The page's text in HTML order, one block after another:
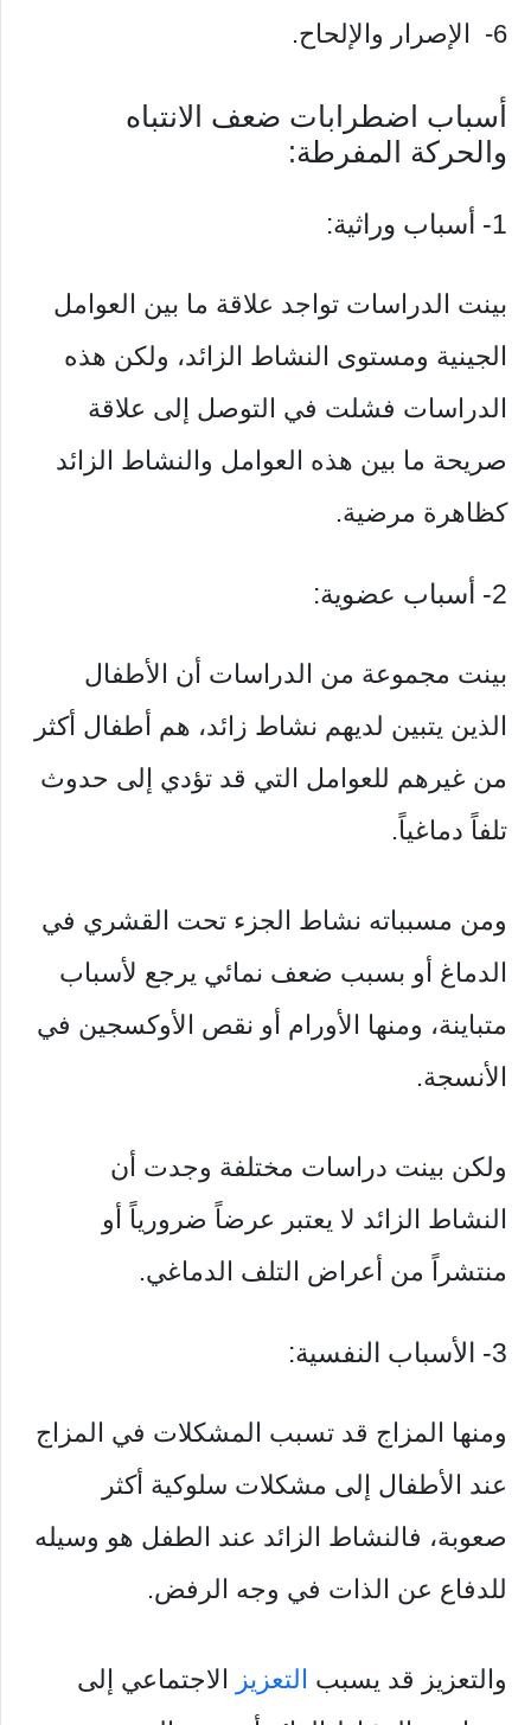
6- الإصرار والإلحاح.
أسباب اضطرابات ضعف الانتباه
والحركة المفرطة:
1- أسباب وراثية:
بينت الدراسات تواجد علاقة ما بين العوامل
الجينية ومستوى النشاط الزائد، ولكن هذه
الدراسات فشلت في التوصل إلى علاقة
صريحة ما بين هذه العوامل والنشاط الزائد
كظاهرة مرضية.
2- أسباب عضوية:
بينت مجموعة من الدراسات أن الأطفال
الذين يتبين لديهم نشاط زائد، هم أطفال أكثر
من غيرهم للعوامل التي قد تؤدي إلى حدوث
تلفاً دماغياً.
ومن مسبباته نشاط الجزء تحت القشري في
الدماغ أو بسبب ضعف نمائي يرجع لأسباب
متباينة، ومنها الأورام أو نقص الأوكسجين في
الأنسجة.
ولكن بينت دراسات مختلفة وجدت أن
النشاط الزائد لا يعتبر عرضاً ضرورياً أو
منتشراً من أعراض التلف الدماغي.
3- الأسباب النفسية:
ومنها المزاج قد تسبب المشكلات في المزاج
عند الأطفال إلى مشكلات سلوكية أكثر
صعوبة، فالنشاط الزائد عند الطفل هو وسيله
للدفاع عن الذات في وجه الرفض.
والتعزيز قد يسبب التعزيز الاجتماعي إلى